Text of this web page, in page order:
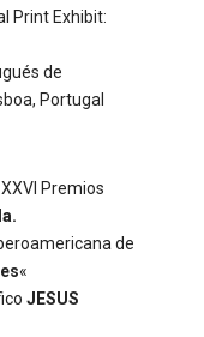
Print Exhibit:
de
Portugal
Premios
de
«
JESUS